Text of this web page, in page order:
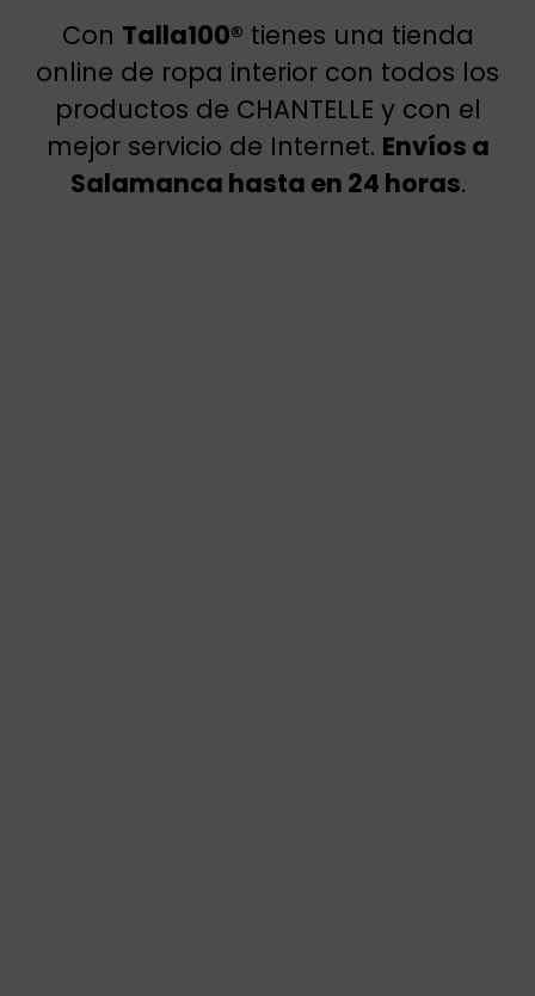
Con Talla100® tienes una tienda
online de ropa interior con todos los
productos de CHANTELLE y con el
mejor servicio de Internet. Envíos a
Salamanca hasta en 24 horas.